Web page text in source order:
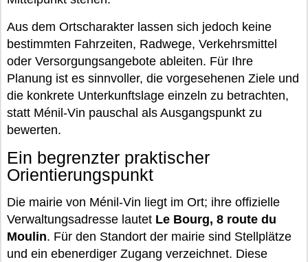
Aus dem Ortscharakter lassen sich jedoch keine
bestimmten Fahrzeiten, Radwege, Verkehrsmittel
oder Versorgungsangebote ableiten. Für Ihre
Planung ist es sinnvoller, die vorgesehenen Ziele und
die konkrete Unterkunftslage einzeln zu betrachten,
statt Ménil-Vin pauschal als Ausgangspunkt zu
bewerten.
Ein begrenzter praktischer
Orientierungspunkt
Die mairie von Ménil-Vin liegt im Ort; ihre offizielle
Verwaltungsadresse lautet Le Bourg, 8 route du
Moulin. Für den Standort der mairie sind Stellplätze
und ein ebenerdiger Zugang verzeichnet. Diese